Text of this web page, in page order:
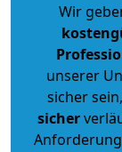
Wir
unserer
sicher
sicher